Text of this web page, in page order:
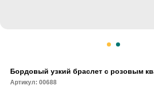
Бордовый узкий браслет с розовым
Артикул: 00688